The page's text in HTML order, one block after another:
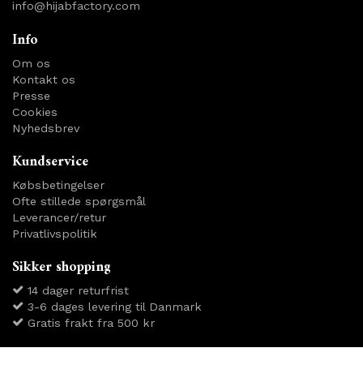
info@hijabfactory.com
Info
Om os
Kontakt os
Presse
Cookies
Nyhedsbrev
Kundservice
Købsbetingelser
Ofte stillede spørgsmål
Leverancer/retur
Privatlivspolitik
Sikker shopping
14 dager returfrist
3-6 dages levering til Danmark
Gratis frakt fra 500 kr